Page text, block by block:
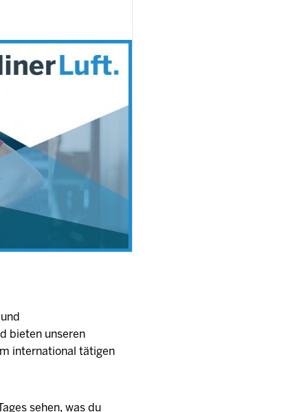
bieten unseren
international tätigen
sehen, was du